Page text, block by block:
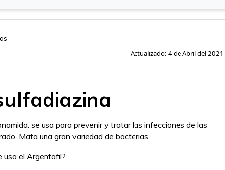
Actualizado: 4 de Abril del 2021
se usa para prevenir y tratar las infecciones de las
Mata una gran variedad de bacterias.
usa el Argentafil?